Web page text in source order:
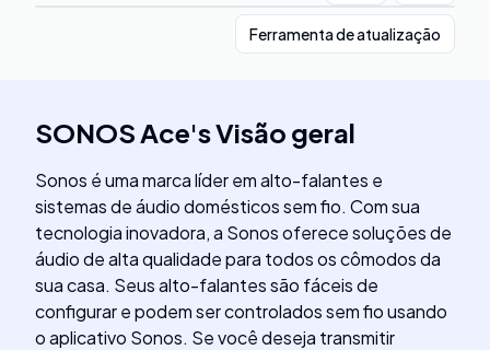
Ferramenta de atualização
SONOS Ace'sVisão geral
Sonos é uma marca líder em alto-falantes e
sistemas de áudio domésticos sem fio. Com sua
tecnologia inovadora, a Sonos oferece soluções de
áudio de alta qualidade para todos os cômodos da
sua casa. Seus alto-falantes são fáceis de
configurar e podem ser controlados sem fio usando
o aplicativo Sonos. Se você deseja transmitir